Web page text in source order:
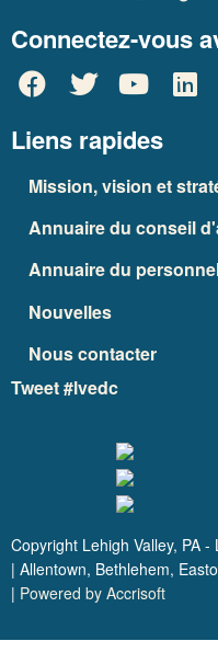
Connectez-vous
Liens rapides
Mission, vision et
Annuaire du conseil
Annuaire du
Nouvelles
Nous contacter
Tweet #lvedc
Copyright Lehigh Valley, PA
| Allentown, Bethlehem,
| Powered by Accrisoft